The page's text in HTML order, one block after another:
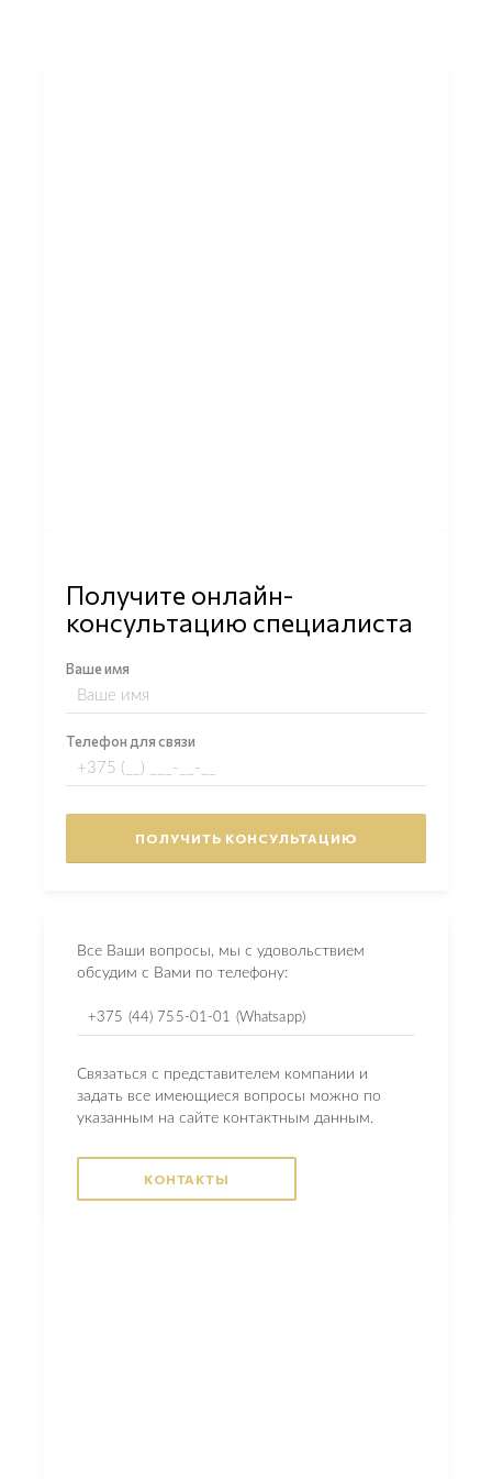
Получите онлайн-
консультацию специалиста
Ваше имя
Телефон для связи
Все Ваши вопросы, мы с удовольствием
обсудим с Вами по телефону:
+375 (44) 755-01-01 (Whatsapp)
Связаться с представителем компании и
задать все имеющиеся вопросы можно по
указанным на сайте контактным данным.
КОНТАКТЫ